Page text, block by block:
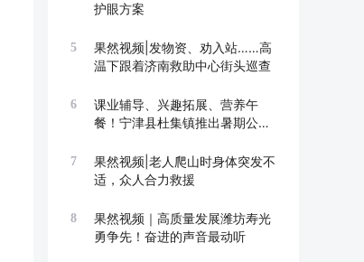
护眼方案
5
果然视频|发物资、劝入站……高
温下跟着济南救助中心街头巡查
6
课业辅导、兴趣拓展、营养午
餐！宁津县杜集镇推出暑期公益
7
果然视频|老人爬山时身体突发不
适，众人合力救援
8
果然视频｜高质量发展潍坊寿光
勇争先！奋进的声音最动听